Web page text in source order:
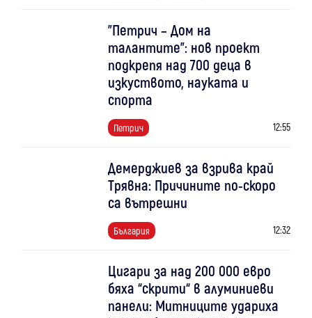
"Петрич – Дом на
талантите": нов проект
подкрепя над 700 деца в
изкуството, науката и
спорта
Петрич 12:55
Демерджиев за взрива край
Трявна: Причините по-скоро
са вътрешни
България 12:32
Цигари за над 200 000 евро
бяха “скрити“ в алуминиеви
панели: Митниците удариха